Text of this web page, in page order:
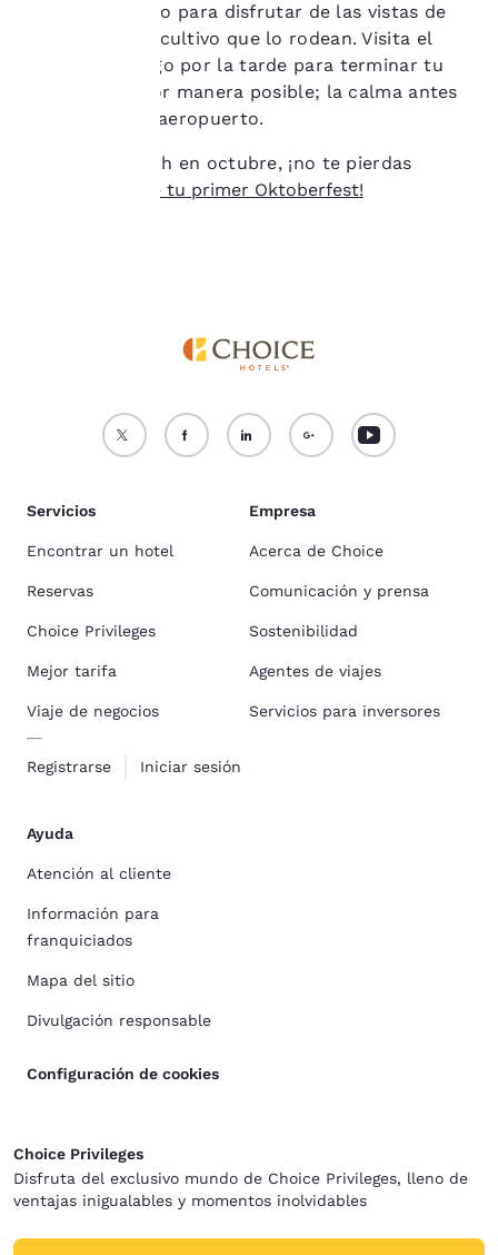
a orillas del lago para disfrutar de las vistas de
los campos de cultivo que lo rodean. Visita el
lago un domingo por la tarde para terminar tu
viaje de la mejor manera posible; la calma antes
del ajetreo del aeropuerto.
Si visitas Múnich en octubre, ¡no te pierdas
guía de tu primer Oktoberfest!
Aceptar todas las cookies Rechazar todas las
Servicios
Encontrar un hotel
Reservas
Choice Privileges
Mejor tarifa
Viaje de negocios
Registrarse Iniciar sesión
Empresa
Acerca de Choice
Comunicación y prensa
Sostenibilidad
Agentes de viajes
Servicios para inversores
Ayuda
Atención al cliente
Información para
franquiciados
Mapa del sitio
Divulgación responsable
Configuración de cookies
Choice Privileges
Disfruta del exclusivo mundo de Choice Privileges, lleno de
ventajas inigualables y momentos inolvidables